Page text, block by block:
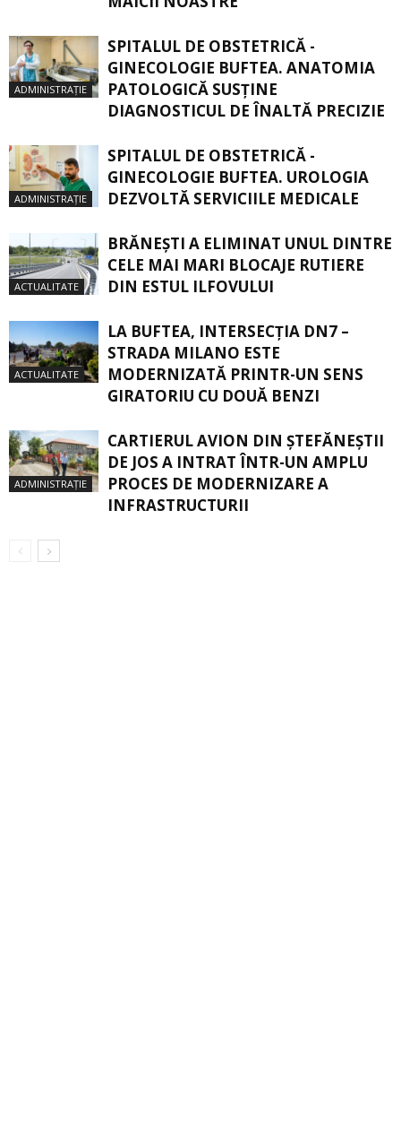
ADMINISTRAȚIE
SPITALUL DE OBSTETRICĂ -
GINECOLOGIE BUFTEA. ANATOMIA
PATOLOGICĂ SUSŢINE
DIAGNOSTICUL DE ÎNALTĂ PRECIZIE
ADMINISTRAȚIE
SPITALUL DE OBSTETRICĂ -
GINECOLOGIE BUFTEA. UROLOGIA
DEZVOLTĂ SERVICIILE MEDICALE
ACTUALITATE
BRĂNEȘTI A ELIMINAT UNUL DINTRE
CELE MAI MARI BLOCAJE RUTIERE
DIN ESTUL ILFOVULUI
ACTUALITATE
LA BUFTEA, INTERSECŢIA DN7 –
STRADA MILANO ESTE
MODERNIZATĂ PRINTR-UN SENS
GIRATORIU CU DOUĂ BENZI
ADMINISTRAȚIE
CARTIERUL AVION DIN ŞTEFĂNEŞTII
DE JOS A INTRAT ÎNTR-UN AMPLU
PROCES DE MODERNIZARE A
INFRASTRUCTURII